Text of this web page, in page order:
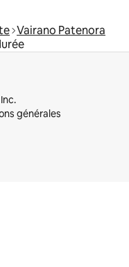
Vairano Patenora
générales